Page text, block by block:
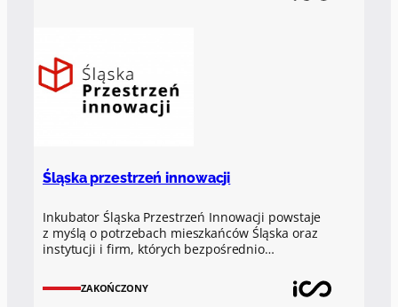
Śląska przestrzeń innowacji
Inkubator Śląska Przestrzeń Innowacji powstaje
z myślą o potrzebach mieszkańców Śląska oraz
instytucji i firm, których bezpośrednio…
ZAKOŃCZONY